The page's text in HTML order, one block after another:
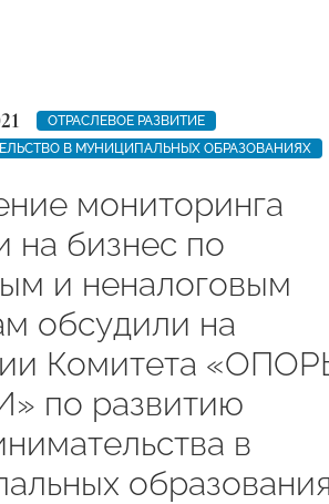
ОТРАСЛЕВОЕ РАЗВИТИЕ
В МУНИЦИПАЛЬНЫХ ОБРАЗОВАНИЯХ
мониторинга
на бизнес по
и неналоговым
обсудили на
Комитета
по развитию
в